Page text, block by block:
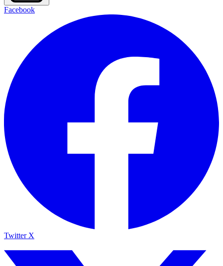
Facebook
Twitter X